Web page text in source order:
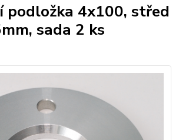
podložka 4x100, střed
sada 2 ks